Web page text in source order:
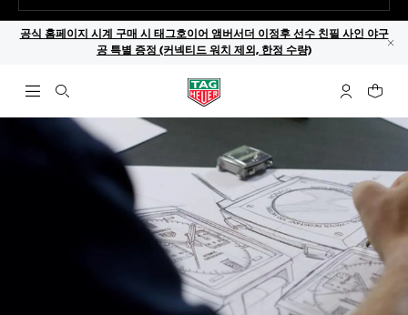
공식 홈페이지 시계 구매 시 태그호이어 앰버서더 이정후 선수 친필 사인 야구
공 특별 증정 (커넥티드 워치 제외, 한정 수량)
검색 열기 마이 태그호
귀하